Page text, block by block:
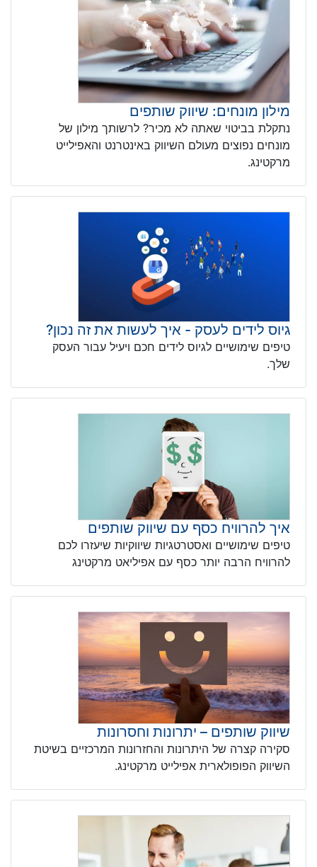
מילון מונחים: שיווק שותפים
נתקלת בביטוי שאתה לא מכיר? לרשותך מילון של
מונחים נפוצים מעולם השיווק באינטרנט והאפילייט
מרקטינג.
גיוס לידים לעסק - איך לעשות את זה נכון?
טיפים שימושיים לגיוס לידים חכם ויעיל עבור העסק
שלך.
איך להרוויח כסף עם שיווק שותפים
טיפים שימושיים ואסטרטגיות שיווקיות שיעזרו לכם
להרוויח הרבה יותר כסף עם אפיליאט מרקטינג
שיווק שותפים – יתרונות וחסרונות
סקירה קצרה של היתרונות והחזרונות המרכזיים בשיטת
השיווק הפופולארית אפילייט מרקטינג.